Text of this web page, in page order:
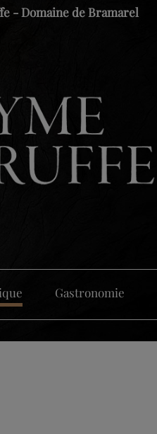
- Domaine de Bramarel
fraîches
Gastronomie
Conseils